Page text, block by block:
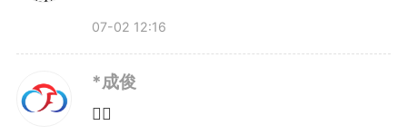
07-02 12:16
*成俊
👍🏻